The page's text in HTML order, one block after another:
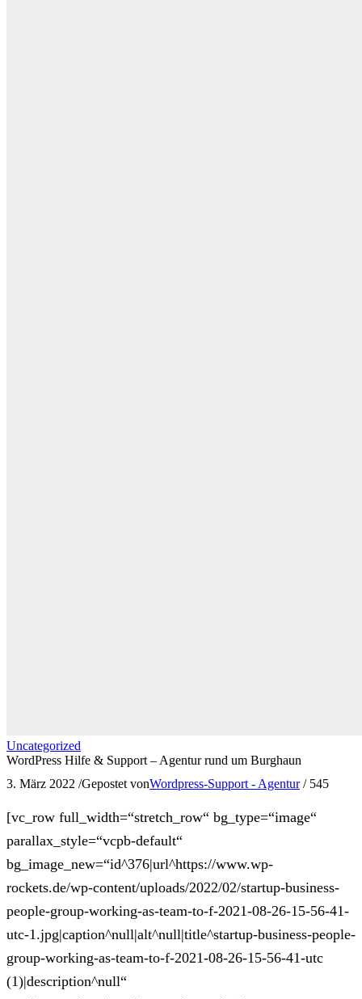
Uncategorized
WordPress Hilfe & Support – Agentur rund um Burghaun
3. März 2022 /Gepostet vonWordpress-Support - Agentur / 545
[vc_row full_width=“stretch_row“ bg_type=“image“
parallax_style=“vcpb-default“
bg_image_new=“id^376|url^https://www.wp-
rockets.de/wp-content/uploads/2022/02/startup-business-
people-group-working-as-team-to-f-2021-08-26-15-56-41-
utc-1.jpg|caption^null|alt^null|title^startup-business-people-
group-working-as-team-to-f-2021-08-26-15-56-41-utc
(1)|description^null“